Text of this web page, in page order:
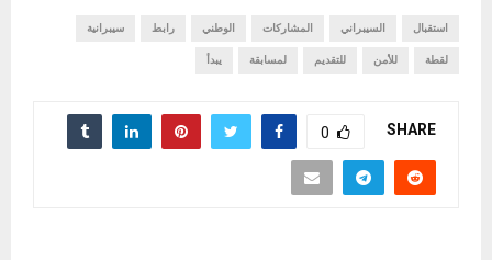
استقبال السيبراني المشاركات الوطني رابط سيبرانية
لقطة للأمن للتقديم لمسابقة يبدأ
SHARE
0